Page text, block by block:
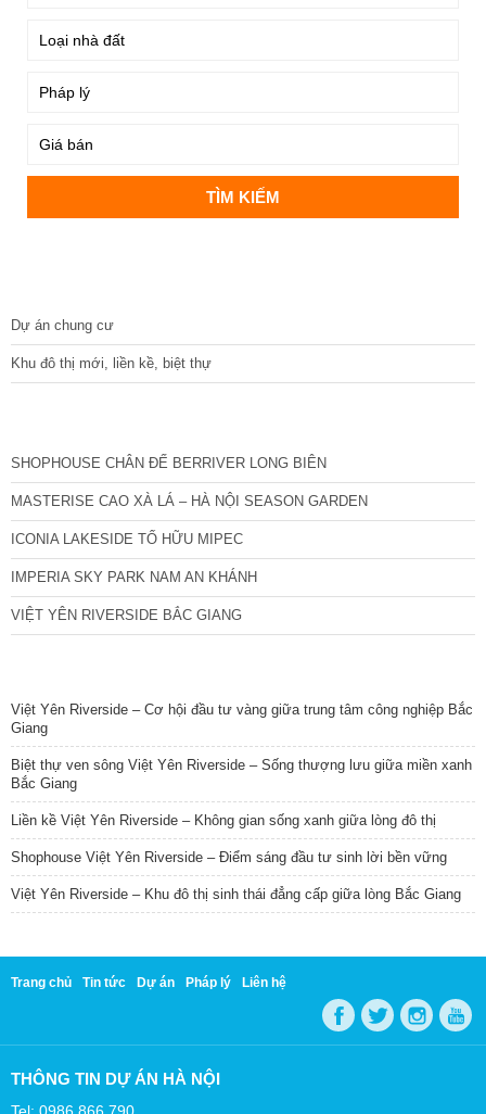
Dự án chung cư
Khu đô thị mới, liền kề, biệt thự
SHOPHOUSE CHÂN ĐẾ BERRIVER LONG BIÊN
MASTERISE CAO XÀ LÁ – HÀ NỘI SEASON GARDEN
ICONIA LAKESIDE TỐ HỮU MIPEC
IMPERIA SKY PARK NAM AN KHÁNH
VIỆT YÊN RIVERSIDE BẮC GIANG
Việt Yên Riverside – Cơ hội đầu tư vàng giữa trung tâm công nghiệp Bắc
Giang
Biệt thự ven sông Việt Yên Riverside – Sống thượng lưu giữa miền xanh
Bắc Giang
Liền kề Việt Yên Riverside – Không gian sống xanh giữa lòng đô thị
Shophouse Việt Yên Riverside – Điểm sáng đầu tư sinh lời bền vững
Việt Yên Riverside – Khu đô thị sinh thái đẳng cấp giữa lòng Bắc Giang
Trang chủ Tin tức Dự án Pháp lý Liên hệ
THÔNG TIN DỰ ÁN HÀ NỘI